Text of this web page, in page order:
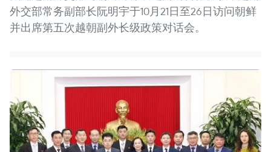
外交部常务副部长阮明宇于10月21日至26日访问朝鲜
并出席第五次越朝副外长级政策对话会。